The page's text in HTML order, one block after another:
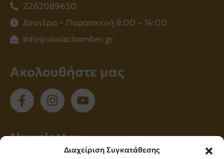
Διαχείριση Συγκατάθεσης
2262089630
Δευτέρα – Παρασκευή 8:00 – 14:00
info@viotiachamber.gr
Ακολουθήστε μας
Νewsletter